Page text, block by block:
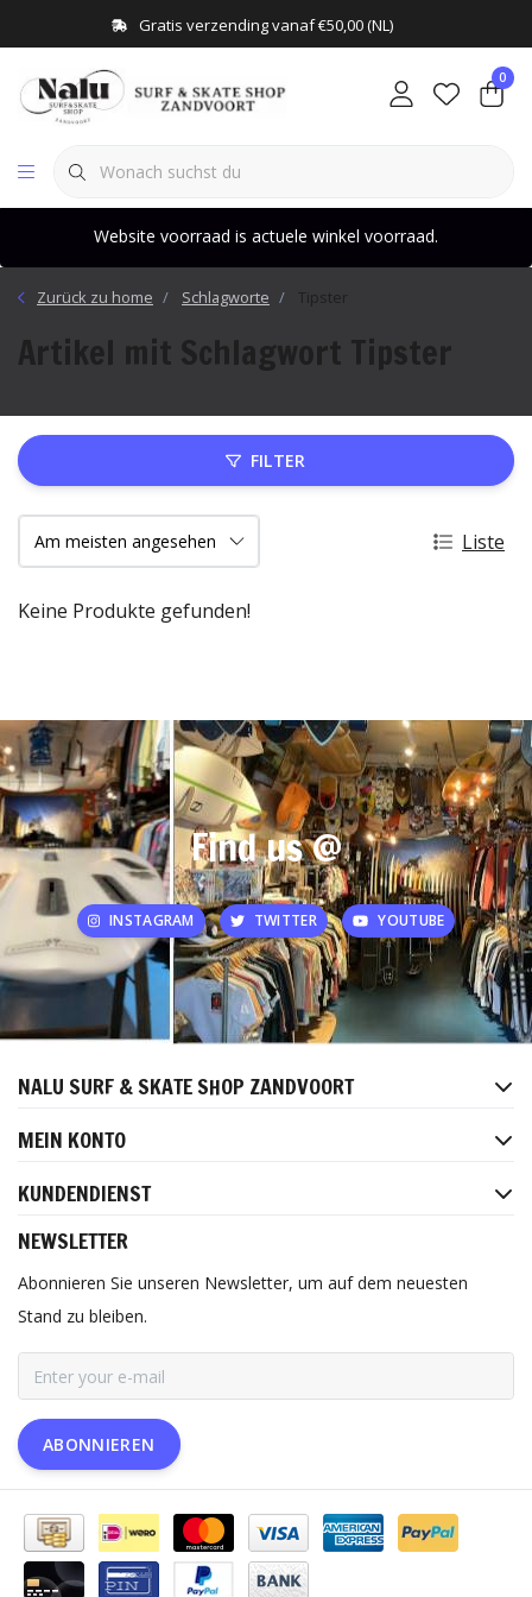
Gratis verzending vanaf €50,00 (NL)
0
Website voorraad is actuele winkel voorraad.
Zurück zu home Schlagworte Tipster
Artikel mit Schlagwort Tipster
FILTER
Liste
Keine Produkte gefunden!
Find us @
INSTAGRAM TWITTER YOUTUBE
NALU SURF & SKATE SHOP ZANDVOORT
MEIN KONTO
KUNDENDIENST
NEWSLETTER
Abonnieren Sie unseren Newsletter, um auf dem neuesten
Stand zu bleiben.
ABONNIEREN